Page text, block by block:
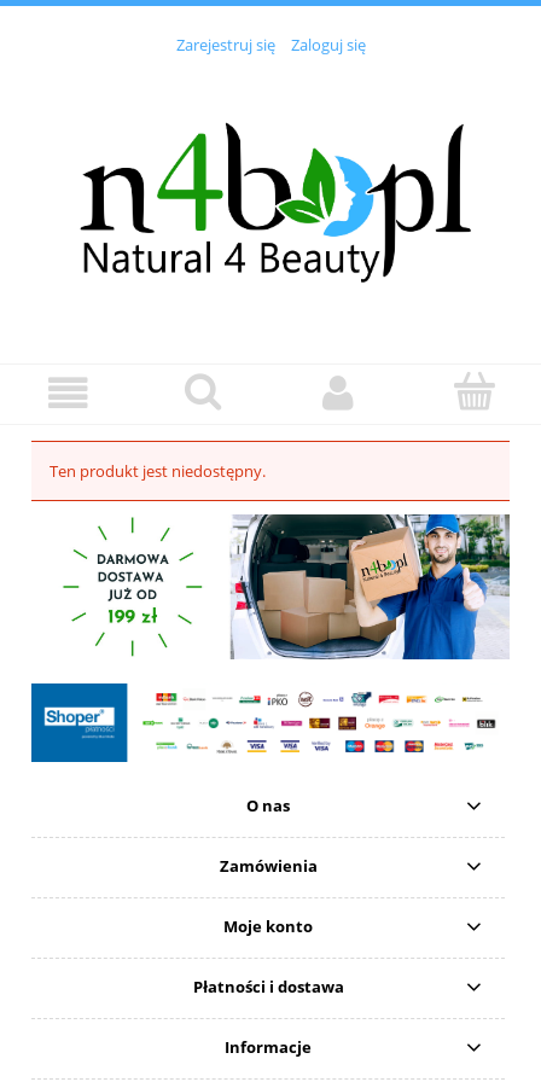
Zarejestruj się Zaloguj się
Ten produkt jest niedostępny.
O nas
Zamówienia
Moje konto
Płatności i dostawa
Informacje